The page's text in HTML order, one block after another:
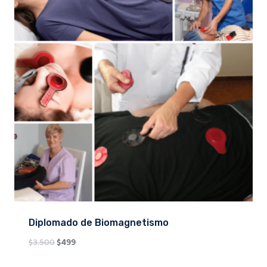
Diplomado de Biomagnetismo
$3,500Original
$499Current